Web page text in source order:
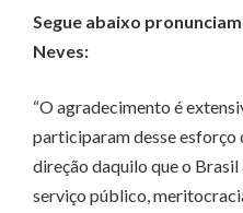
Segue abaixo
Neves:
“O agradecimento é
participaram desse esforço
direção daquilo que o
serviço público,